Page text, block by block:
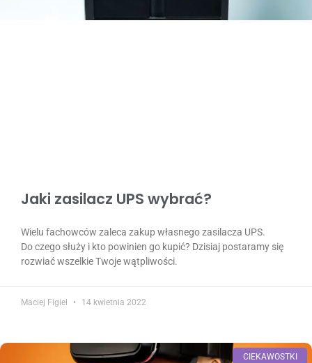
Jaki zasilacz UPS wybrać?
Wielu fachowców zaleca zakup własnego zasilacza UPS.
Do czego służy i kto powinien go kupić? Dzisiaj postaramy się
rozwiać wszelkie Twoje wątpliwości.
Maciej Figiel 14 kwietnia 2022
CIEKAWOSTKI